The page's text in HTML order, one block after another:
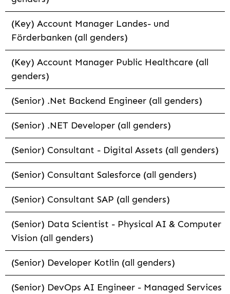
(Key) Account Manager Landes- und
Förderbanken (all genders)
(Key) Account Manager Public Healthcare (all
genders)
(Senior) .Net Backend Engineer (all genders)
(Senior) .NET Developer (all genders)
(Senior) Consultant - Digital Assets (all genders)
(Senior) Consultant Salesforce (all genders)
(Senior) Consultant SAP (all genders)
(Senior) Data Scientist - Physical AI & Computer
Vision (all genders)
(Senior) Developer Kotlin (all genders)
(Senior) DevOps AI Engineer - Managed Services